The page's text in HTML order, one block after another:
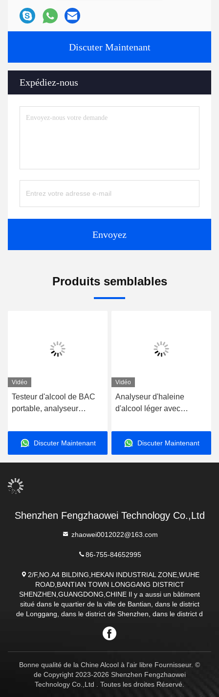
Discuter Maintenant
Expédiez-nous
Envoyez
Produits semblables
Vidéo
Testeur d'alcool de BAC
portable, analyseur
Discuter Maintenant
Vidéo
Analyseur d'haleine
d'alcool léger avec
de dossiers de test
200000Discuter Maintenant
Shenzhen Fengzhaowei Technology Co.,Ltd
zhaowei0012022@163.com
86-755-84652995
2/F,NO.A4 BILDING,HEKAN INDUSTRIAL ZONE,WUHE
ROAD,BANTIAN TOWN LONGGANG DISTRICT
SHENZHEN,GUANGDONG,CHINE Il y a aussi un bâtiment
situé dans le quartier de la ville de Bantian, dans le district
de Longgang, dans le district de Shenzhen, dans le district d
Bonne qualité de la Chine Alcool à l'air libre Fournisseur. ©
de Copyright 2023-2026 Shenzhen Fengzhaowei
Technology Co.,Ltd . Toutes les droites Réservé.